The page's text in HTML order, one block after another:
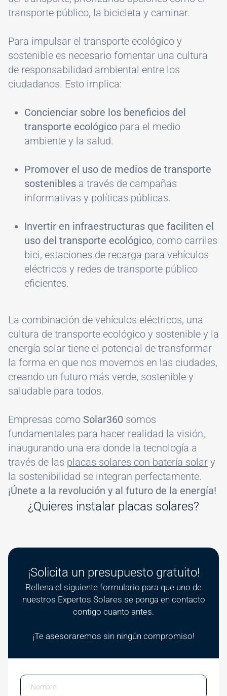
transporte público, la bicicleta y caminar.
Para impulsar el transporte ecológico y
sostenible es necesario fomentar una cultura
de responsabilidad ambiental entre los
ciudadanos. Esto implica:
Concienciar sobre los beneficios del
transporte ecológico para el medio
ambiente y la salud.
Promover el uso de medios de transporte
sostenibles a través de campañas
informativas y políticas públicas.
Invertir en infraestructuras que faciliten el
uso del transporte ecológico, como carriles
bici, estaciones de recarga para vehículos
eléctricos y redes de transporte público
eficientes.
La combinación de vehículos eléctricos, una
cultura de transporte ecológico y sostenible y la
energía solar tiene el potencial de transformar
la forma en que nos movemos en las ciudades,
creando un futuro más verde, sostenible y
saludable para todos.
Empresas como Solar360 somos
fundamentales para hacer realidad la visión,
inaugurando una era donde la tecnología a
través de las placas solares con batería solar y
la sostenibilidad se integran perfectamente.
¡Únete a la revolución y al futuro de la energía!
¿Quieres instalar placas solares?
¡Solicita un presupuesto gratuito!
Rellena el siguiente formulario para que uno de
nuestros Expertos Solares se ponga en contacto
contigo cuanto antes.
¡Te asesoraremos sin ningún compromiso!